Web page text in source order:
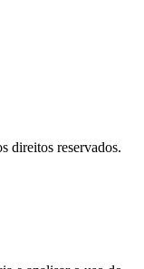
direitos reservados.